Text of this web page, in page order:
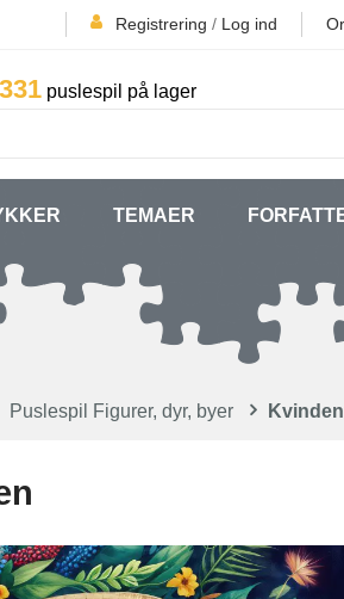
Registrering / Log ind
puslespil på lager
TEMAER
Puslespil Figurer, dyr, byer